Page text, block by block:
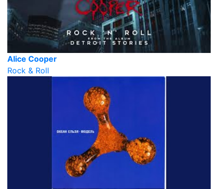
Alice Cooper
Rock & Roll